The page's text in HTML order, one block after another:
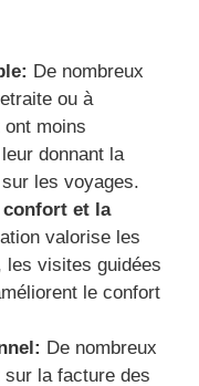
De nombreux
ou à
moins
donnant la
les voyages.
et la
valorise les
les visites guidées
le confort
De nombreux
sur la facture des